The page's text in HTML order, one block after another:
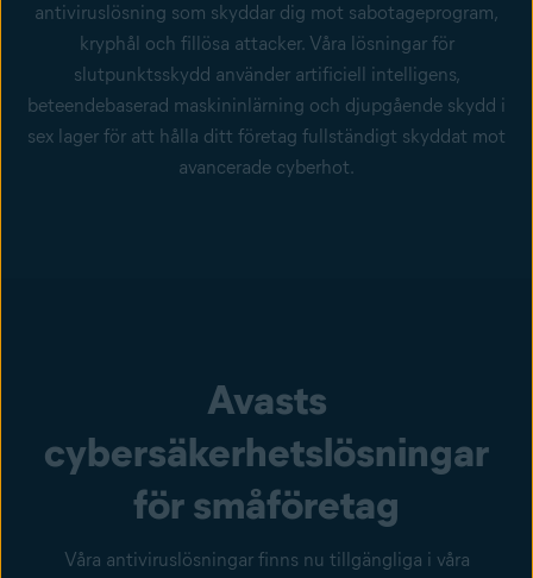
antiviruslösning som skyddar dig mot sabotageprogram,
kryphål och fillösa attacker. Våra lösningar för
slutpunktsskydd använder artificiell intelligens,
beteendebaserad maskininlärning och djupgående skydd i
sex lager för att hålla ditt företag fullständigt skyddat mot
avancerade cyberhot.
Avasts
cybersäkerhetslösningar
för småföretag
Våra antiviruslösningar finns nu tillgängliga i våra